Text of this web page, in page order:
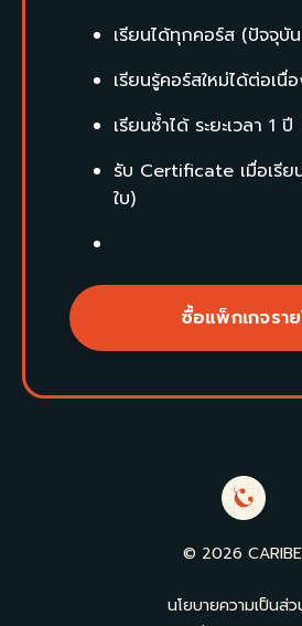
เรียนได้ทุกคอร์ส (ปัจจุบั
เรียนรู้คอร์สใหม่ได้ต่อเนื่
เรียนซ้ำได้ ระยะเวลา 1 ปี
รับ Certificate เมื่อเรีย
ใบ)
ซื้อแพ็กเกจรา
© 2026
นโยบายความเป็นส่